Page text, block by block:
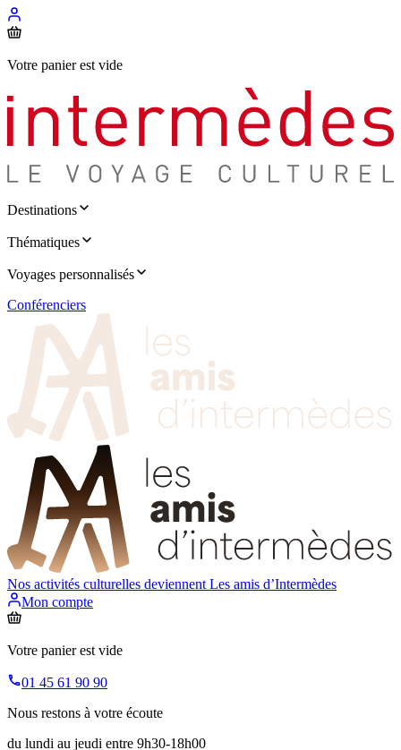
Votre panier est vide
Destinations
Thématiques
Voyages personnalisés
Conférenciers
Nos activités culturelles deviennent Les amis d’Intermèdes
Mon compte
Votre panier est vide
01 45 61 90 90
Nous restons à votre écoute
du lundi au jeudi entre 9h30-18h00